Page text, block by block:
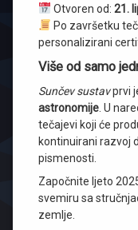
Otvoren od: 21.
Po završetku
personalizirani
Više od samo
Sunčev sustavprvi
astronomije . U
tečajevi koji će
kontinuirani razvoj
pismenosti.
Započnite ljeto
svemiru sa
zemlje.